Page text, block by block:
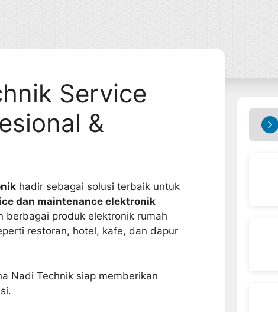
Service
&
hadir sebagai solusi terbaik untuk
dan maintenance elektronik
berbagai produk elektronik rumah
restoran, hotel, kafe, dan dapur
Nadi Technik siap memberikan